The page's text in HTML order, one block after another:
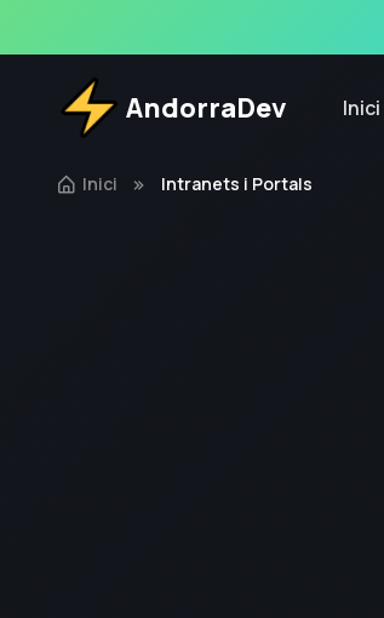
AndorraDev Inici
Inici Intranets i Portals